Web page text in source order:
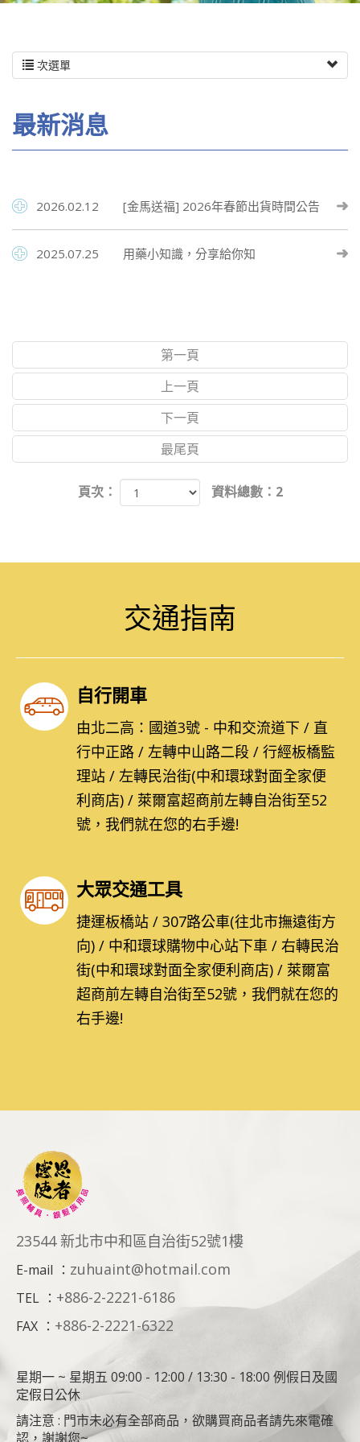
PRODUCT SEARCH 產品搜尋
次選單
最新消息
2026.02.12 [金馬送褔] 2026年春節出貨時間公告
2025.07.25 用藥小知識，分享給你知
第一頁
上一頁
下一頁
最尾頁
頁次： 資料總數：2
交通指南
自行開車
由北二高：國道3號 - 中和交流道下 / 直
行中正路 / 左轉中山路二段 / 行經板橋監
理站 / 左轉民治街(中和環球對面全家便
利商店) / 萊爾富超商前左轉自治街至52
號，我們就在您的右手邊!
大眾交通工具
捷運板橋站 / 307路公車(往北市撫遠街方
向) / 中和環球購物中心站下車 / 右轉民治
街(中和環球對面全家便利商店) / 萊爾富
超商前左轉自治街至52號，我們就在您的
右手邊!
23544 新北市中和區自治街52號1樓
E-mail ： zuhuaint@hotmail.com
TEL ： +886-2-2221-6186
FAX ： +886-2-2221-6322
星期一 ~ 星期五 09:00 - 12:00 / 13:30 - 18:00 例假日及國
定假日公休
請注意 : 門市未必有全部商品，欲購買商品者請先來電確
認，謝謝您~